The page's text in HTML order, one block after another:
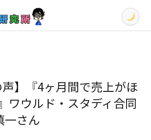
声】『4ヶ月間で売上がほ
ワウルド・スタディ合同
一さん